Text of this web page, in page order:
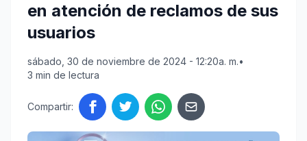
en atención de reclamos de sus
usuarios
sábado, 30 de noviembre de 2024 - 12:20a. m.•
3 min de lectura
Compartir: